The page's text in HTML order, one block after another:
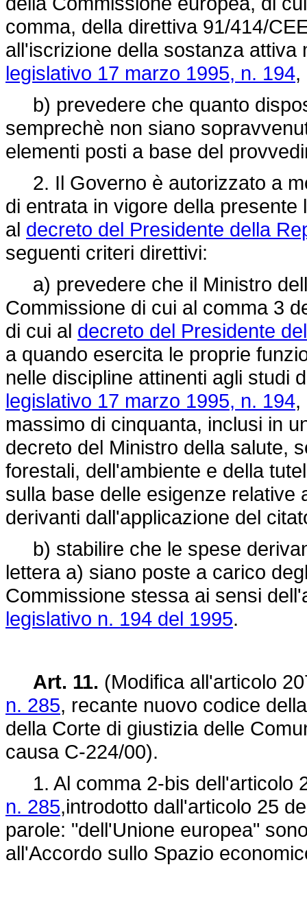
comma, della direttiva 91/414/
all'iscrizione della sostanza
legislativo 17 marzo 1995, n. 194,
b) prevedere che quanto
semprechè non siano
elementi posti a base del
2. Il Governo è autorizzato a
di entrata in vigore della
al decreto del Presidente della
seguenti criteri direttivi:
a) prevedere che il Ministro
Commissione di cui al comma 3
di cui al decreto del Presidente
a quando esercita le proprie
nelle discipline attinenti agli studi
legislativo 17 marzo 1995, n. 194,
massimo di cinquanta, inclusi in
decreto del Ministro della salute,
forestali, dell'ambiente e della
sulla base delle esigenze relative
derivanti dall'applicazione del
b) stabilire che le spese
lettera a) siano poste a carico
Commissione stessa ai sensi
legislativo n. 194 del 1995.
Art. 11. (Modifica all'articolo
n. 285, recante nuovo codice
della Corte di giustizia delle
causa C-224/00).
1. Al comma 2-bis dell'articolo
n. 285,introdotto dall'articolo 25
parole: "dell'Unione europea"
all'Accordo sullo Spazio